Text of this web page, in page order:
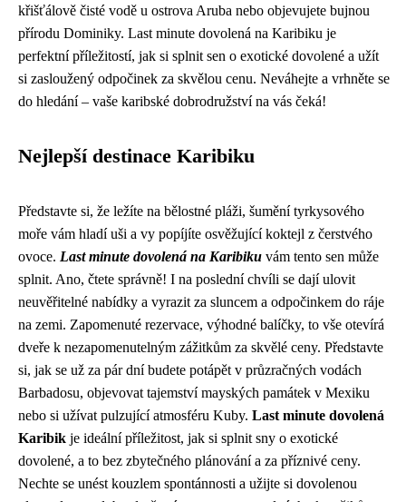
křišťálově čisté vodě u ostrova Aruba nebo objevujete bujnou
přírodu Dominiky. Last minute dovolená na Karibiku je
perfektní příležitostí, jak si splnit sen o exotické dovolené a užít
si zasloužený odpočinek za skvělou cenu. Neváhejte a vrhněte se
do hledání – vaše karibské dobrodružství na vás čeká!
Nejlepší destinace Karibiku
Představte si, že ležíte na bělostné pláži, šumění tyrkysového
moře vám hladí uši a vy popíjíte osvěžující koktejl z čerstvého
ovoce. Last minute dovolená na Karibiku vám tento sen může
splnit. Ano, čtete správně! I na poslední chvíli se dají ulovit
neuvěřitelné nabídky a vyrazit za sluncem a odpočinkem do ráje
na zemi. Zapomenuté rezervace, výhodné balíčky, to vše otevírá
dveře k nezapomenutelným zážitkům za skvělé ceny. Představte
si, jak se už za pár dní budete potápět v průzračných vodách
Barbadosu, objevovat tajemství mayských památek v Mexiku
nebo si užívat pulzující atmosféru Kuby. Last minute dovolená
Karibik je ideální příležitost, jak si splnit sny o exotické
dovolené, a to bez zbytečného plánování a za příznivé ceny.
Nechte se unést kouzlem spontánnosti a užijte si dovolenou